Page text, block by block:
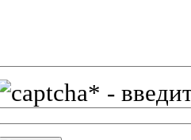
* -